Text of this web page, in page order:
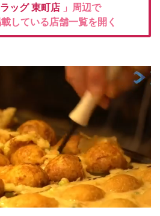
ッグ東町店 」周辺で
している店舗一覧を開く